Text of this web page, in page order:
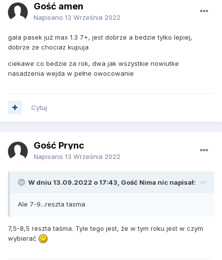
Gość amen
Napisano 13 Września 2022
gala pasek już max 1.3 7+, jest dobrze a bedzie tylko lepiej,
dobrze ze chociaz kupuja
ciekawe co bedzie za rok, dwa jak wszystkie nowiutke
nasadzenia wejda w pełne owocowanie
Cytuj
Gość Prync
Napisano 13 Września 2022
W dniu 13.09.2022 o 17:43, Gość Nima nic napisał:
Ale 7-9...reszta tasma
7,5-8,5 reszta taśma. Tyle tego jest, że w tym roku jest w czym
wybierać